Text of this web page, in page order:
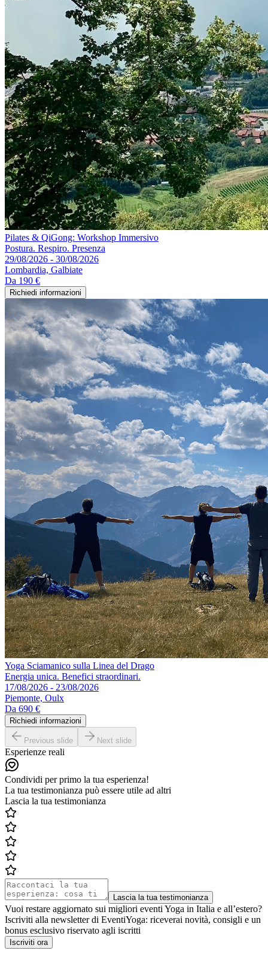
Pilates & QiGong: Workshop Immersivo
Postura. Respiro. Presenza
29/08/2026 - 30/08/2026
Lombardia, Galbiate
Da 190 €
Richiedi informazioni
Yoga Sciamanico sulla Linea del Drago
Energia unica. Benefici straordinari.
17/08/2026 - 23/08/2026
Piemonte, Oulx
Da 690 €
Richiedi informazioni
Previous slide Next slide
Esperienze reali
Condividi per primo la tua esperienza!
La tua testimonianza può essere utile ad altri
Lascia la tua testimonianza
Lascia la tua testimonianza
Vuoi restare aggiornato sui migliori eventi Yoga in Italia e all’estero?
Iscriviti alla newsletter di EventiYoga: riceverai novità, consigli e un
bonus esclusivo riservato agli iscritti
Iscriviti ora